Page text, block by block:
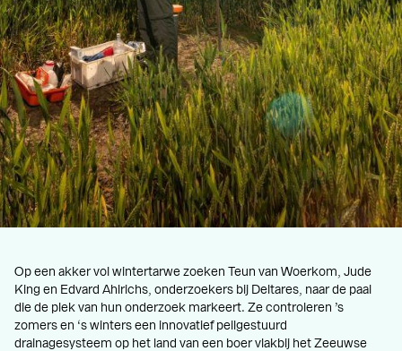
Op een akker vol wintertarwe zoeken Teun van Woerkom, Jude
King en Edvard Ahlrichs, onderzoekers bij Deltares, naar de paal
die de plek van hun onderzoek markeert. Ze controleren ’s
zomers en ‘s winters een innovatief peilgestuurd
drainagesysteem op het land van een boer vlakbij het Zeeuwse